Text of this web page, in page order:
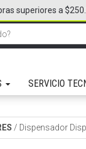
SERVICIO
superiores a
/ Dispensador